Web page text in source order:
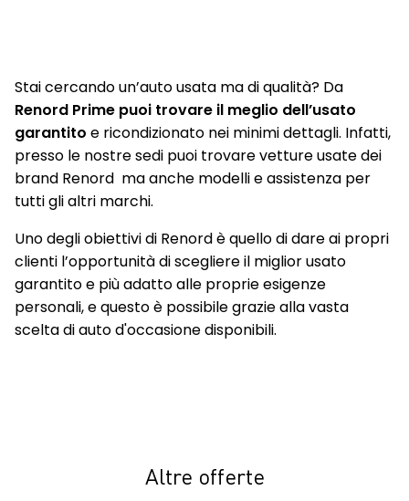
Stai cercando un’auto usata ma di qualità? Da
Renord Prime puoi trovare il meglio dell’usato
garantito e ricondizionato nei minimi dettagli. Infatti,
presso le nostre sedi puoi trovare vetture usate dei
brand Renord ma anche modelli e assistenza per
tutti gli altri marchi.
Uno degli obiettivi di Renord è quello di dare ai propri
clienti l’opportunità di scegliere il miglior usato
garantito e più adatto alle proprie esigenze
personali, e questo è possibile grazie alla vasta
scelta di auto d'occasione disponibili.
Altre offerte